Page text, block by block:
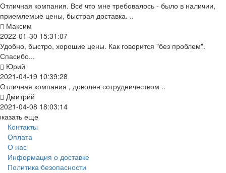
Отличная компания. Всё что мне требовалось - было в наличии,
приемлемые цены, быстрая доставка. ..
Максим
2022-01-30 15:31:07
Удобно, быстро, хорошие цены. Как говорится "без проблем".
Спасибо...
Юрий
2021-04-19 10:39:28
Отличная компания , доволен сотрудничеством ..
Дмитрий
2021-04-08 18:03:14
еще
Контакты
Оплата
О нас
Информация о доставке
Политика безопасности